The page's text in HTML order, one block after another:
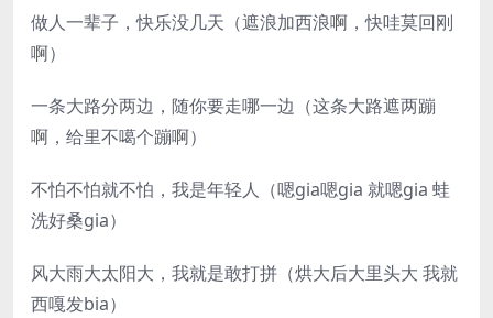
做人一辈子，快乐没几天（遮浪加西浪啊，快哇莫回刚
啊）
一条大路分两边，随你要走哪一边（这条大路遮两蹦
啊，给里不噶个蹦啊）
不怕不怕就不怕，我是年轻人（嗯gia嗯gia 就嗯gia 蛙
洗好桑gia）
风大雨大太阳大，我就是敢打拼（烘大后大里头大 我就
西嘎发bia）